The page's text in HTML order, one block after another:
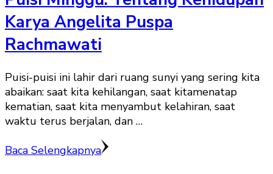
Karya Angelita Puspa
Rachmawati
Puisi-puisi ini lahir dari ruang sunyi yang sering kita
abaikan: saat kita kehilangan, saat kitamenatap
kematian, saat kita menyambut kelahiran, saat
waktu terus berjalan, dan …
Baca Selengkapnya